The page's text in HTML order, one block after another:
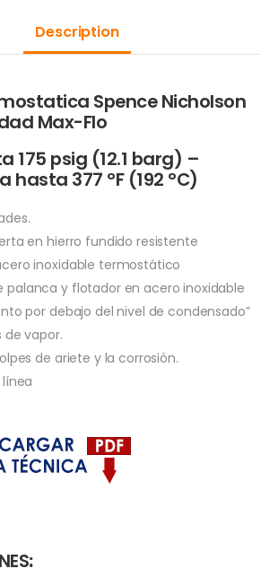
Description
Spence Nicholson
Max-Flo
175 psig (12.1 barg) –
hasta 377 °F (192 °C)
en hierro fundido resistente
inoxidable termostático
palanca y flotador en acero inoxidable
por debajo del nivel de condensado”
de vapor.
de ariete y la corrosión.
: